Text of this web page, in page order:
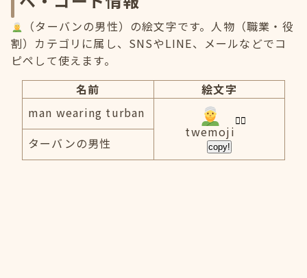
（ターバンの男性）の絵文字です。人物（職業・役
割）カテゴリに属し、SNSやLINE、メールなどでコ
ピペして使えます。
名前
絵文字
man wearing turban
twemoji
copy!
ターバンの男性